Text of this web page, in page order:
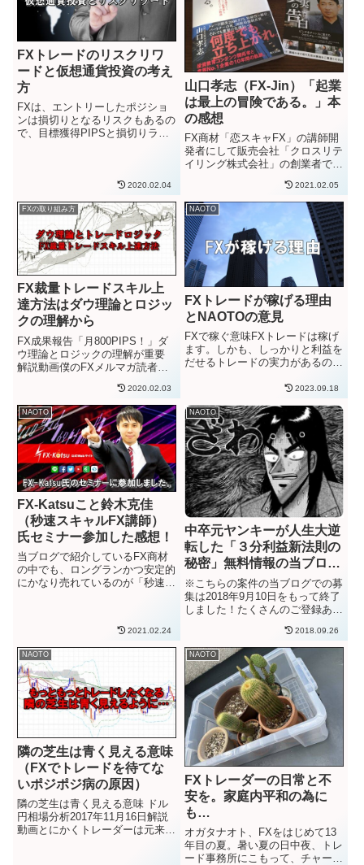
FXトレードのリスクリワ
ードと仮想通貨投資の考え
方
FXは、エントリーしたポジショ
ンは損切りとなるリスクもあるの
で、目標獲得PIPSと損切りライ
とされています。エントリーする
ポジションの許容できるストッ...
2020.02.04
山口孝志（FX-Jin）「起業
は最上の冒険である。」本
の感想
FX商材「恋スキャFX」の講師開
発者にして販売会社「クロスリテ
イリング株式会社」の創業者であ
書「起業は最上の冒険である。」
を読みました。まず、感想を一言
で書くと…
2021.02.05
FXの取り組み方
FX裁量トレードスキル上
達方法はダウ理論とロジッ
クの理解から
FX成果報告「月800PIPS！」ダ
ウ理論とロジックの理解が重要
解説動画僕のFXメルマガ読者の
した。なんと、12月に800PIPS
以上の獲得をされたとのことで
す。金額的には50万円以上の利
益とのこと。（これ言...
2020.02.03
NAOTO
FXトレードが稼げる理由
とNAOTOの意見
FXで稼ぐ意味FXトレードは稼げ
ます。しかも、しっかりと利益を
だせるトレードの実力があるので
金量を増やしたり、更なるレバレ
ッジをかけてロット数をあげるこ
とで（理論的には）どこまでも利
益幅を伸ばすことが可能です...
2023.09.18
NAOTO
FX-Katsuこと鈴木克佳
（秒速スキャルFX講師）
氏セミナー参加した感想！
当ブログで紹介しているFX商材
の中でも、ロングランかつ安定的
にかなり売れているのが「秒速ス
材ですが、初心者トレーダーにも
トレード判断がしやすいように
工...
2021.02.24
NAOTO
中卒元ヤンキーが人生大逆
転した「３分利益新法則の
秘密」無料情報の当ブログ
限定プレゼントに関して
※こちらの案件の当ブログでの募
集は2018年9月10日をもって終了
しました！たくさんのご登録あり
3日から募集公開されている「３
分利益の新法則の秘密」無料情報
なんですが、当FXブログから登
録限定で、「ナオトの...
2018.09.26
NAOTO
隣の芝生は青く見える意味
（FXでトレードを待てな
いポジポジ病の原因）
隣の芝生は青く見える意味 ドル
円相場分析2017年11月16日解説
動画とにかくトレーダーは元来、
NAOTO
FXトレーダーの日常と不
安を。家庭内平和の為に
も…
オガタナオト、FXをはじめて13
年目の夏。暑い夏の日中夜、トレ
ード事務所にこもって、チャート